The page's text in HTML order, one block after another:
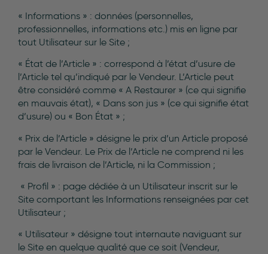
« Informations » : données (personnelles,
professionnelles, informations etc.) mis en ligne par
tout Utilisateur sur le Site ;
« État de l’Article » : correspond à l’état d’usure de
l’Article tel qu’indiqué par le Vendeur. L’Article peut
être considéré comme « A Restaurer » (ce qui signifie
en mauvais état), « Dans son jus » (ce qui signifie état
d’usure) ou « Bon État » ;
« Prix de l’Article » désigne le prix d’un Article proposé
par le Vendeur. Le Prix de l’Article ne comprend ni les
frais de livraison de l’Article, ni la Commission ;
« Profil » : page dédiée à un Utilisateur inscrit sur le
Site comportant les Informations renseignées par cet
Utilisateur ;
« Utilisateur » désigne tout internaute naviguant sur
le Site en quelque qualité que ce soit (Vendeur,